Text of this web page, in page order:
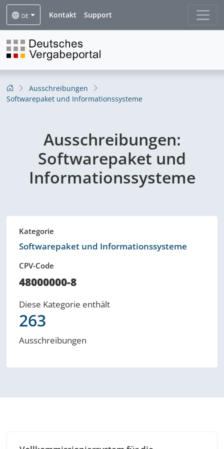
DE Kontakt Support
Ausschreibungen
Softwarepaket und Informationssysteme
Ausschreibungen:
Softwarepaket und
Informationssysteme
Kategorie
Softwarepaket und Informationssysteme
CPV-Code
48000000-8
Diese Kategorie enthält
263
Ausschreibungen